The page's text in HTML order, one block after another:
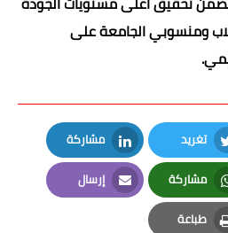
ومنسوبي الجامعة على
تغريد
Twitter
مشاركة
LinkedIn
مشاركة
Whatsapp
إرسال
Email
طباعة